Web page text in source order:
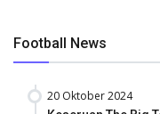
Football News
20 Oktober 2024